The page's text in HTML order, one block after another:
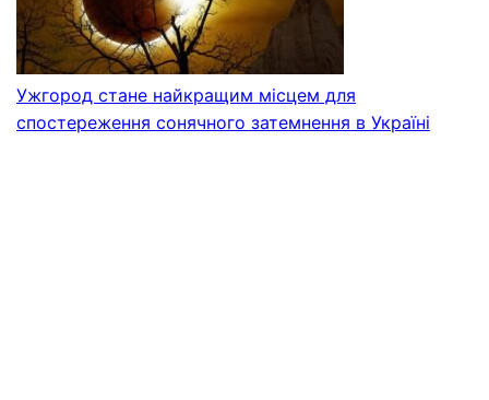
Ужгород стане найкращим місцем для
спостереження сонячного затемнення в Україні